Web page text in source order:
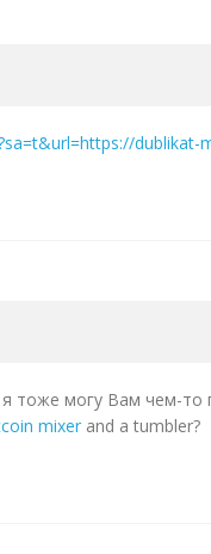
dublikat-
тоже могу Вам чем-то
mixer and a tumbler?